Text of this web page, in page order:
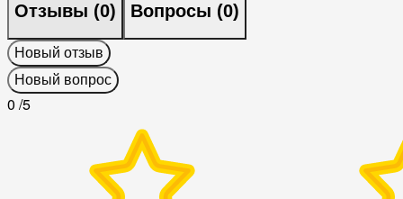
Отзывы (0) Вопросы (0)
Новый отзыв
Новый вопрос
0 /5